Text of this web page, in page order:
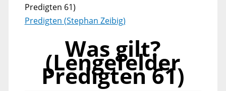
Predigten 61)
Predigten (Stephan Zeibig)
Was gilt?
(Lengefelder
Predigten 61)